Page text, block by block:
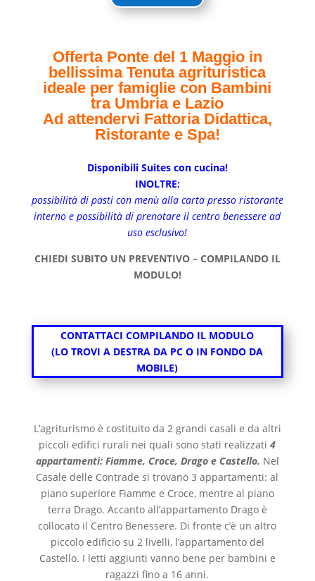
Offerta Ponte del 1 Maggio in
bellissima Tenuta agrituristica
ideale per famiglie con Bambini
tra Umbria e Lazio
Ad attendervi Fattoria Didattica,
Ristorante e Spa!
Disponibili Suites con cucina!
INOLTRE:
possibilità di pasti con menù alla carta presso ristorante
interno e possibilità di prenotare il centro benessere ad
uso esclusivo!
CHIEDI SUBITO UN PREVENTIVO – COMPILANDO IL
MODULO!
CONTATTACI COMPILANDO IL MODULO
(LO TROVI A DESTRA DA PC O IN FONDO DA
MOBILE)
L’agriturismo è costituito da 2 grandi casali e da altri
piccoli edifici rurali nei quali sono stati realizzati 4
appartamenti: Fiamme, Croce, Drago e Castello. Nel
Casale delle Contrade si trovano 3 appartamenti: al
piano superiore Fiamme e Croce, mentre al piano
terra Drago. Accanto all’appartamento Drago è
collocato il Centro Benessere. Di fronte c’è un altro
piccolo edificio su 2 livelli, l’appartamento del
Castello. I letti aggiunti vanno bene per bambini e
ragazzi fino a 16 anni.